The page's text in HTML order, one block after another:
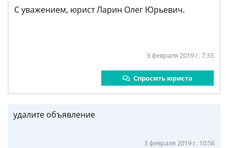
С уважением, юрист Ларин Олег Юрьевич.
3 февраля 2019 г. 7:33
Спросить юриста
удалите объявление
3 февраля 2019 г. 10:56